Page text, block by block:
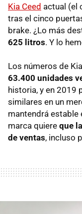
Kia Ceed actual (el
tras el cinco
brake. ¿Lo más
625 litros. Y lo
Los números de
63.400 unidades
historia, y en 2019
similares en un
mantendrá estable
marca quiere que
de ventas, incluso